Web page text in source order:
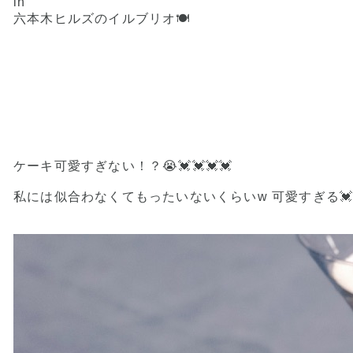
六本木ヒルズのイルブリオ🍽
ケーキ可愛すぎない！？😭💓💓💓💓
私には似合わなくてもったいないくらいw 可愛すぎる💓